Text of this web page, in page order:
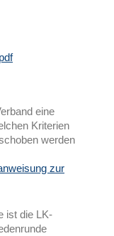
eine
Kriterien
werden
zur
ist die LK-